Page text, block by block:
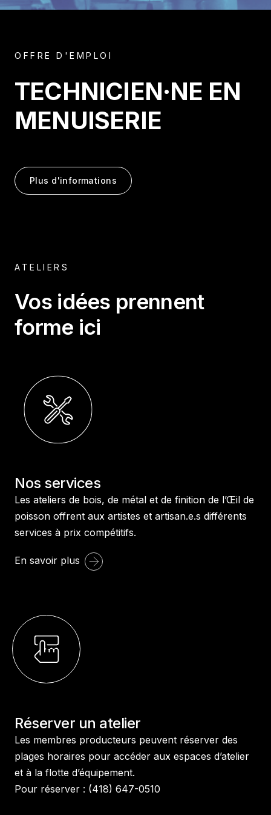
OFFRE D'EMPLOI
TECHNICIEN·NE EN
MENUISERIE
Plus d'informations
ATELIERS
Vos idées prennent
forme ici
Nos services
Les ateliers de bois, de métal et de finition de l’Œil de
poisson offrent aux artistes et artisan.e.s différents
services à prix compétitifs.
En savoir plus
Réserver un atelier
Les membres producteurs peuvent réserver des
plages horaires pour accéder aux espaces d’atelier
et à la flotte d’équipement.
Pour réserver : (418) 647-0510